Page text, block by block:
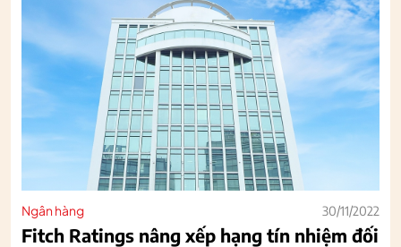
Ngân hàng 30/11/2022
Fitch Ratings nâng xếp hạng tín nhiệm đối